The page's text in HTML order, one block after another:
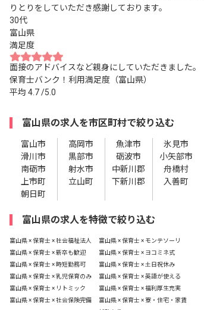
りとりをしていただき感謝しております。
30代
富山県
満足度
面接のアドバイスなど親身にしていただきました。
保育士バンク！利用満足度（富山県）
平均 4.7/5.0
富山県の求人を市区町村で絞り込む
富山市 高岡市 魚津市
氷見市
滑川市
黒部市 砺波市
小矢部市
南砺市
射水市 中新川郡
舟橋村
上市町
立山町 下新川郡
入善町
朝日町
富山県の求人を特徴で絞り込む
富山県 × 保育士 × 社会福祉法人
富山県 × 保育士 × モンテソーリ
富山県 × 保育士 × 新卒も歓迎
富山県 × 保育士 × ヨコミネ式
富山県 × 保育士 × 時短勤務可
富山県 × 保育士 × 土日祝休み
富山県 × 保育士 × 乳児保育のみ
富山県 × 保育士 × 英語が使える
富山県 × 保育士 × リトミック
富山県 × 保育士 × 福利厚生充実
富山県 × 保育士 × 社会保険完備
富山県 × 保育士 × 寮・住宅・家賃